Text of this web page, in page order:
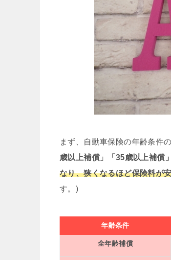
まず、自動車保険の年齢条件
歳以上補償」「35歳以上補償」
なり、狭くなるほど保険料が
す。)
年齢条件
全年齢補償